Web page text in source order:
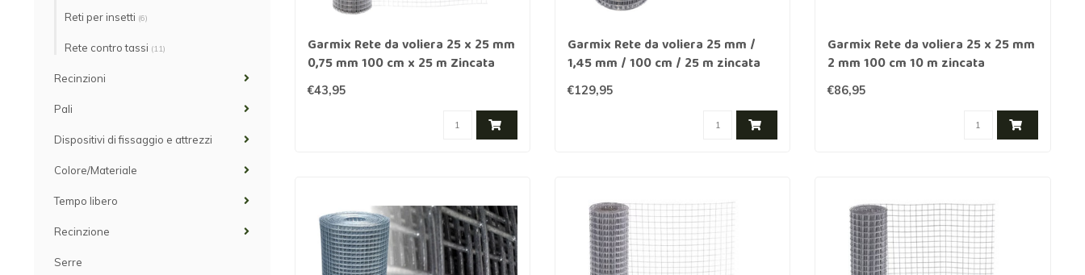
Reti per insetti (6)
Rete contro tassi (11)
Recinzioni
Pali
Dispositivi di fissaggio e attrezzi
Colore/Materiale
Tempo libero
Recinzione
Serre
Garmix Rete da voliera 25 x 25 mm
0,75 mm 100 cm x 25 m Zincata
€43,95
Garmix Rete da voliera 25 mm /
1,45 mm / 100 cm / 25 m zincata
€129,95
Garmix Rete da voliera 25 x 25 mm
2 mm 100 cm 10 m zincata
€86,95